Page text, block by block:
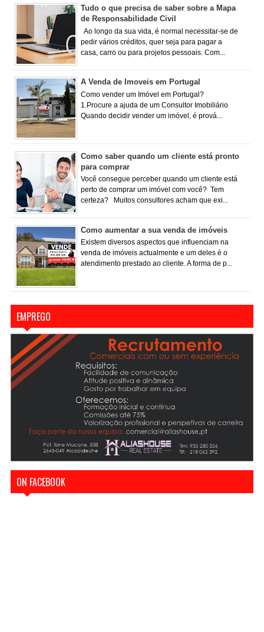
Tudo o que precisa de saber sobre a Mapa
de Responsabilidade Civil
Ao longo da sua vida, é normal necessitar-se de
pedir vários créditos, quer seja para pagar a
casa, carro ou para projetos pessoais. Com...
A Venda de Imoveis em Portugal
Como vender um Imóvel em Portugal?
1.Procure a ajuda de um Consultor Imobiliário
Quando decidir vender um imóvel, é prová...
Como saber quando um cliente está pronto
para comprar
Você consegue perceber quando um cliente está
perto de comprar um imóvel com você? Tem
certeza? Muitos consultores acham que exi...
Como aumentar a sua venda de imóveis
Existem diversos aspectos que influenciam na
venda de imóveis actualmente e um deles é o
atendimento prestado ao cliente. A forma de p...
EMPREGO
ON FACEBOOK